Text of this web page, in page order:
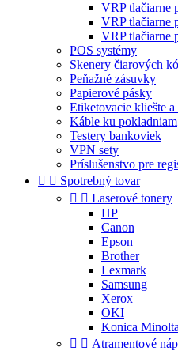
VRP tlačiarne
VRP tlačiarne
VRP tlačiarne
POS systémy
Skenery čiarových
Peňažné zásuvky
Papierové pásky
Etiketovacie kliešte a
Káble ku pokladniam
Testery bankoviek
VPN sety
Príslušenstvo pre
  Spotrebný tovar
  Laserové tonery
HP
Canon
Epson
Brother
Lexmark
Samsung
Xerox
OKI
Konica Minolta
  Atramentové